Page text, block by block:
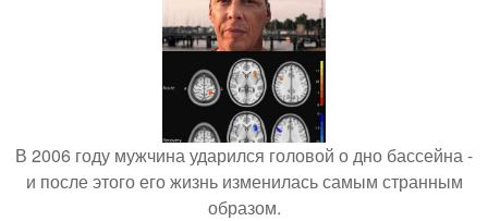
В 2006 году мужчина ударился головой о дно бассейна -
и после этого его жизнь изменилась самым странным
образом.